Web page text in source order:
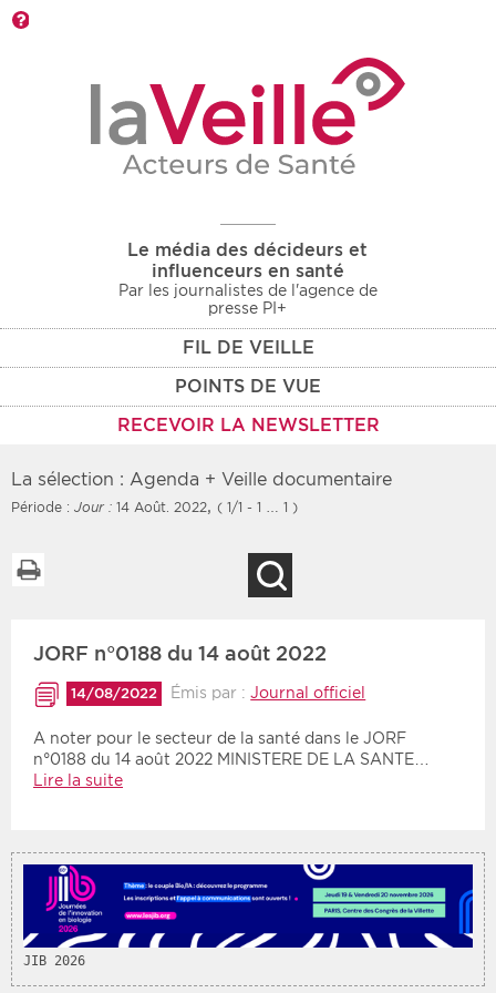
Le média des décideurs et
influenceurs en santé
Par les journalistes de l'agence de
presse PI+
FIL DE VEILLE
POINTS DE VUE
RECEVOIR LA NEWSLETTER
Rendez-vous des 7
Communiqués des 10
derniers jours
Recherche par mots clés
Type d'information
Rendez-vous
Communiqués
Secteur
Protection sociale
Sanitaire
Médico-social
Zone géographique
Choisir une zone
La sélection : Agenda + Veille documentaire
Période : Jour : 14 Août. 2022, ( 1/1 - 1 … 1 )
JORF n°0188 du 14 août 2022
14/08/2022 Émis par :Journal officiel
A noter pour le secteur de la santé dans le JORF
n°0188 du 14 août 2022 MINISTERE DE LA SANTE…
Lire la suite
JIB 2026